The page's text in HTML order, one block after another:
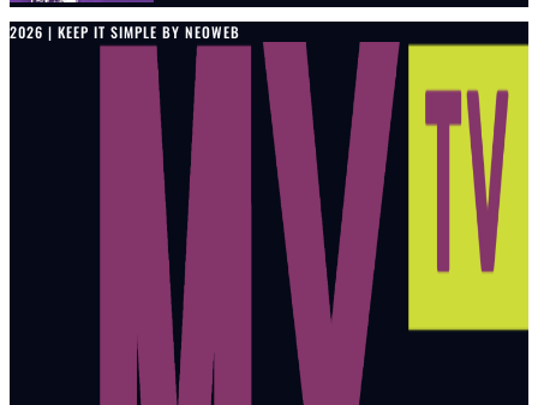
2026 | KEEP IT SIMPLE BY NEOWEB